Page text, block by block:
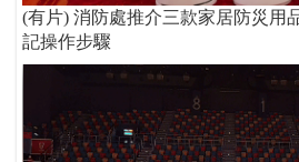
(有片) 消防處推介三款家居防災
記操作步驟